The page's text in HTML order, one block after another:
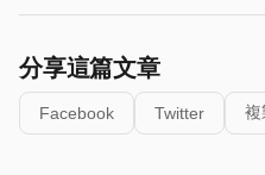
分享這篇文章
Facebook Twitter 複